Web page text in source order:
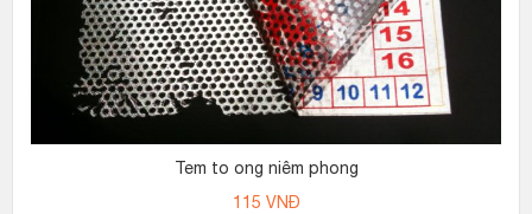
Tem to ong niêm phong
115 VNĐ